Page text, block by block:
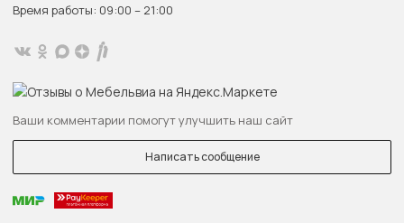
Время работы: 09:00 – 21:00
Ваши комментарии помогут улучшить наш сайт
Написать сообщение